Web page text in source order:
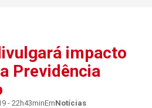
impacto
Previdência
- 22h43minEmNotícias